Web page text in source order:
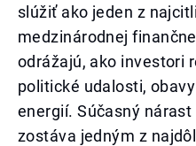
slúžiť ako jeden z
medzinárodnej
odrážajú, ako investori
politické udalosti,
energií. Súčasný
zostáva jedným z